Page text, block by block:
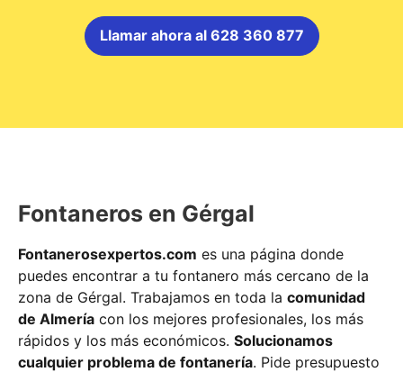
Llamar ahora al 628 360 877
Fontaneros en Gérgal
Fontanerosexpertos.com es una página donde
puedes encontrar a tu fontanero más cercano de la
zona de Gérgal. Trabajamos en toda la comunidad
de Almería con los mejores profesionales, los más
rápidos y los más económicos. Solucionamos
cualquier problema de fontanería. Pide presupuesto